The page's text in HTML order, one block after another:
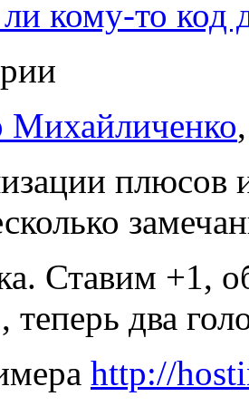
кому-то код
плюсов
Ставим +1,
теперь два
http://